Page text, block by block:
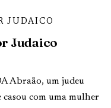
JUDAICO
Judaico
Abraão, um judeu
com uma mulher